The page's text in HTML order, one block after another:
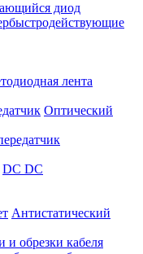
диод
лента
Оптический
DC DC
Антистатический